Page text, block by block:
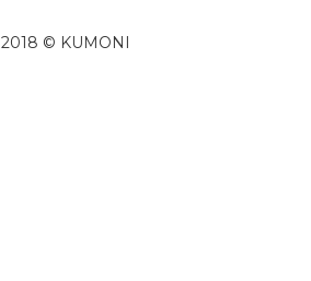
2018 © KUMONI